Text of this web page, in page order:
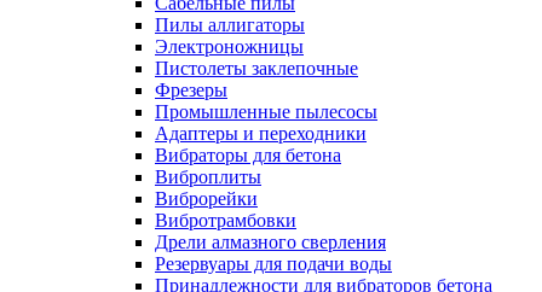
Пилы аллигаторы
Электроножницы
Пистолеты заклепочные
Фрезеры
Промышленные пылесосы
Адаптеры и переходники
Вибраторы для бетона
Виброплиты
Виброрейки
Вибротрамбовки
Дрели алмазного сверления
Резервуары для подачи воды
Принадлежности для вибраторов бетона